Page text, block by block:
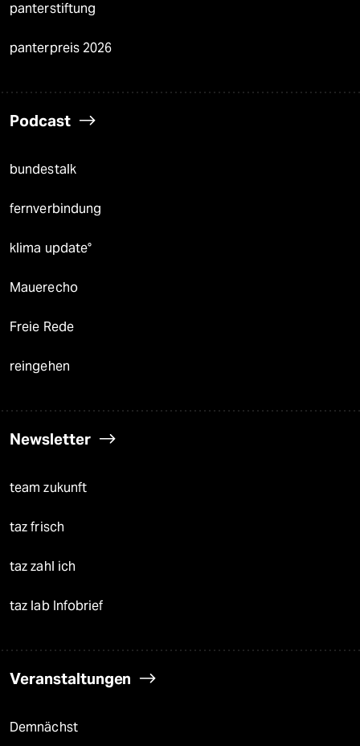
panterstiftung
panterpreis 2026
Podcast
bundestalk
fernverbindung
klima update°
Mauerecho
Freie Rede
reingehen
Newsletter
team zukunft
taz frisch
taz zahl ich
taz lab Infobrief
Veranstaltungen
Demnächst